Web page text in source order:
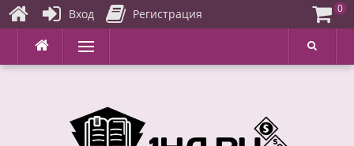
Перейти
содержимому
Меню
Вход Регистрация 0